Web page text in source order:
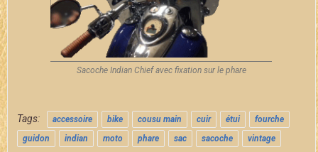
Sacoche Indian Chief avec fixation sur le phare
Tags: accessoire bike cousu main cuir étui
fourche
guidon
indian moto phare sac sacoche vintage